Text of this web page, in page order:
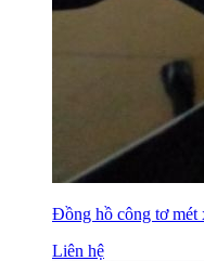
Đồng hồ công tơ mét
Liên hệ